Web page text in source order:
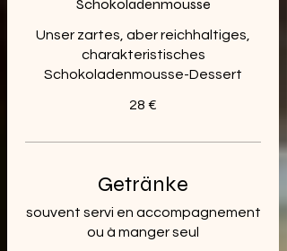
Schokoladenmousse
Unser zartes, aber reichhaltiges,
charakteristisches
Schokoladenmousse-Dessert
28 €
Getränke
souvent servi en accompagnement
ou à manger seul